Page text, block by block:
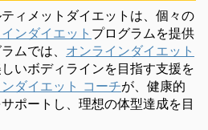
ィメットダイエットは、個々の
ンダイエット プログラムを提供
ムでは、 オンラインダイエット
いボディラインを目指す支援を
ダイエット コーチが、健康的
ポートし、理想の体型達成を目